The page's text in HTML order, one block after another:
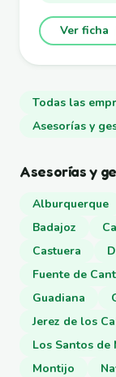
Ver ficha
Todas las
Asesorías y
Asesorías y
Alburquerque
Badajoz
Castuera
Fuente de
Guadiana
Jerez de los
Los Santos de
Montijo